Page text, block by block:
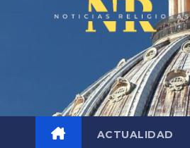
ACTUALIDAD